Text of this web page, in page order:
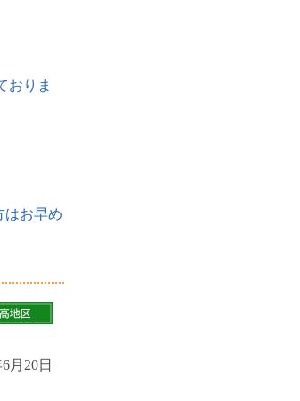
おりま
はお早め
月20日